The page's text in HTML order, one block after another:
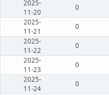
2025-
11-20
0
2025-
11-21
0
2025-
11-22
0
2025-
11-23
0
2025-
11-24
0